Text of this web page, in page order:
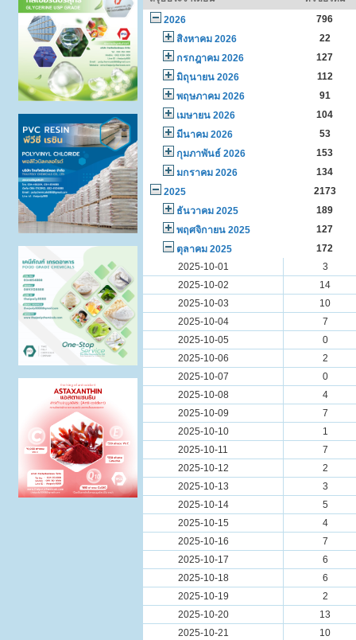
2026
796
สิงหาคม 2026
22
กรกฎาคม 2026
127
มิถุนายน 2026
112
พฤษภาคม 2026
91
เมษายน 2026
104
มีนาคม 2026
53
กุมภาพันธ์ 2026
153
มกราคม 2026
134
2025
2173
ธันวาคม 2025
189
พฤศจิกายน 2025
127
ตุลาคม 2025
172
2025-10-01
3
2025-10-02
14
2025-10-03
10
2025-10-04
7
2025-10-05
0
2025-10-06
2
2025-10-07
0
2025-10-08
4
2025-10-09
7
2025-10-10
1
2025-10-11
7
2025-10-12
2
2025-10-13
3
2025-10-14
5
2025-10-15
4
2025-10-16
7
2025-10-17
6
2025-10-18
6
2025-10-19
2
2025-10-20
13
2025-10-21
10